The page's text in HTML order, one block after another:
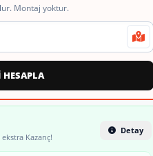
Montaj yoktur.
Kazanç!
Detay